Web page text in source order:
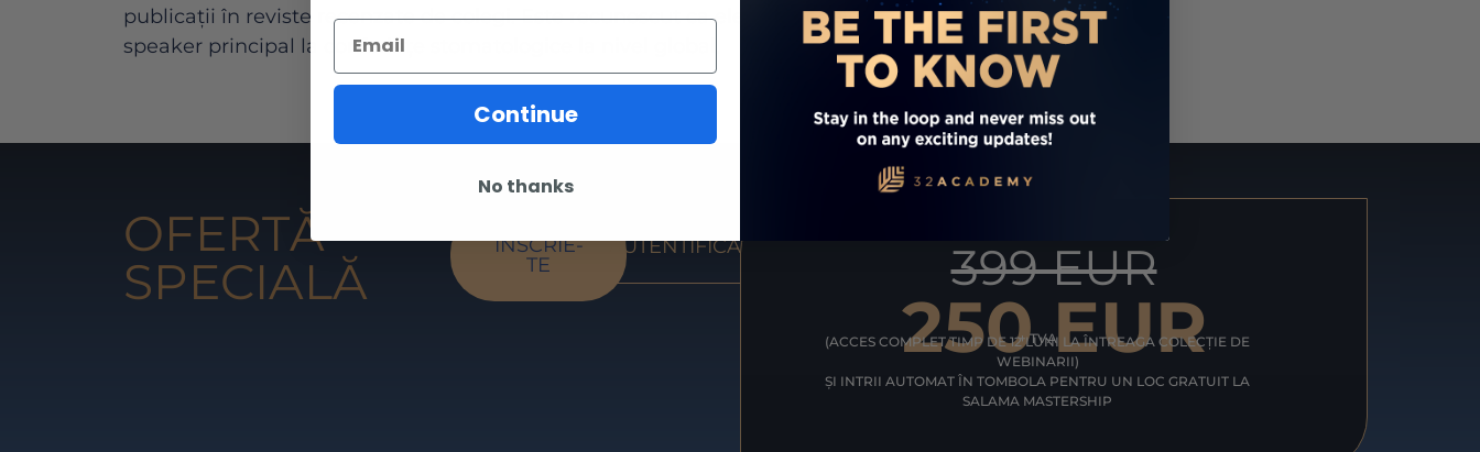
publicații în reviste recenzate de colegi. Este recunoscut ca element-cheie și
speaker principal la conferințe stomatologice la nivel global.
OFERTĂ
SPECIALĂ
ÎNSCRIE-
TE
AUTENTIFICARE 399 EUR
250 EUR
+ TVA
(ACCES COMPLET TIMP DE 12 LUNI LA ÎNTREAGA COLECȚIE DE
WEBINARII)
ȘI INTRII AUTOMAT ÎN TOMBOLA PENTRU UN LOC GRATUIT LA
SALAMA MASTERSHIP
Continue
No thanks